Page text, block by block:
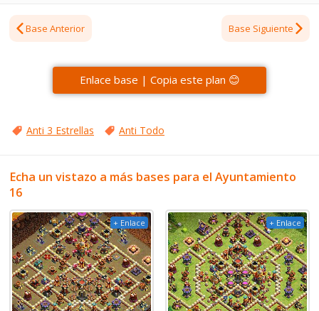
Base Anterior Base Siguiente
Enlace base | Copia este plan 😊
Anti 3 Estrellas Anti Todo
Echa un vistazo a más bases para el Ayuntamiento
16
+ Enlace + Enlace